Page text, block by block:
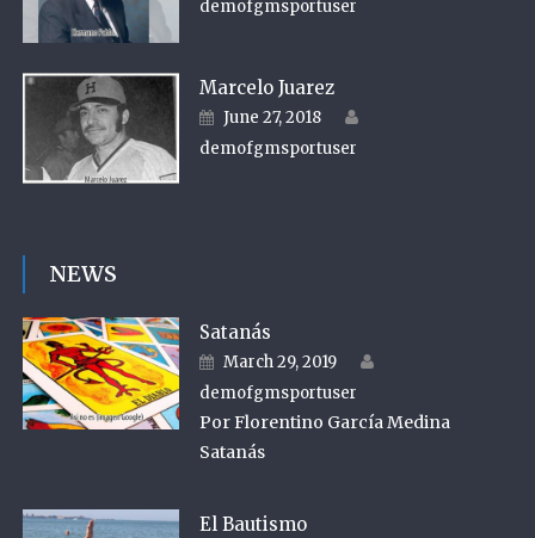
demofgmsportuser
Marcelo Juarez
Posted on
June 27, 2018
demofgmsportuser
NEWS
Satanás
Posted on
March 29, 2019
demofgmsportuser
Por Florentino García Medina
Satanás
El Bautismo